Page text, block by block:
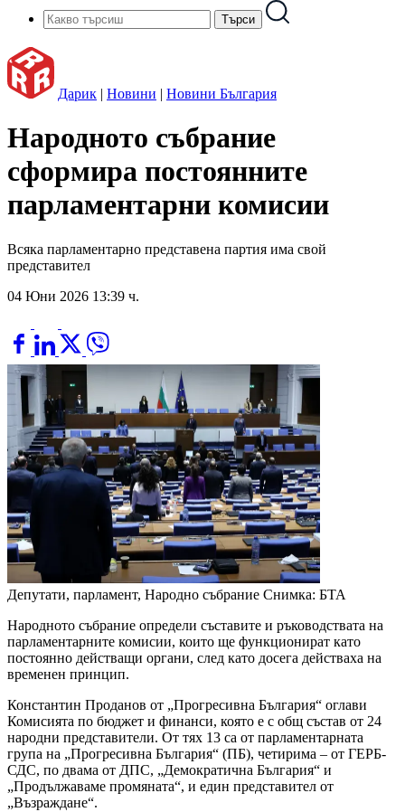
Дарик | Новини | Новини България
Народното събрание
сформира постоянните
парламентарни комисии
Всяка парламентарно представена партия има свой
представител
04 Юни 2026 13:39 ч.
Депутати, парламент, Народно събрание Снимка: БТА
Народното събрание определи съставите и ръководствата на
парламентарните комисии, които ще функционират като
постоянно действащи органи, след като досега действаха на
временен принцип.
Константин Проданов от „Прогресивна България“ оглави
Комисията по бюджет и финанси, която е с общ състав от 24
народни представители. От тях 13 са от парламентарната
група на „Прогресивна България“ (ПБ), четирима – от ГЕРБ-
СДС, по двама от ДПС, „Демократична България“ и
„Продължаваме промяната“, и един представител от
„Възраждане“.